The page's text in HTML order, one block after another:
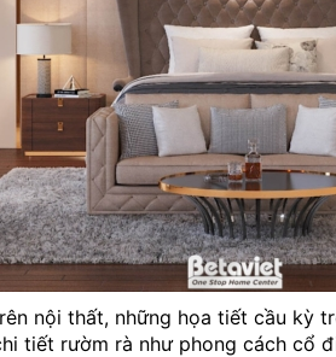
nội thất, những họa tiết cầu kỳ
tiết rườm rà như phong cách cổ